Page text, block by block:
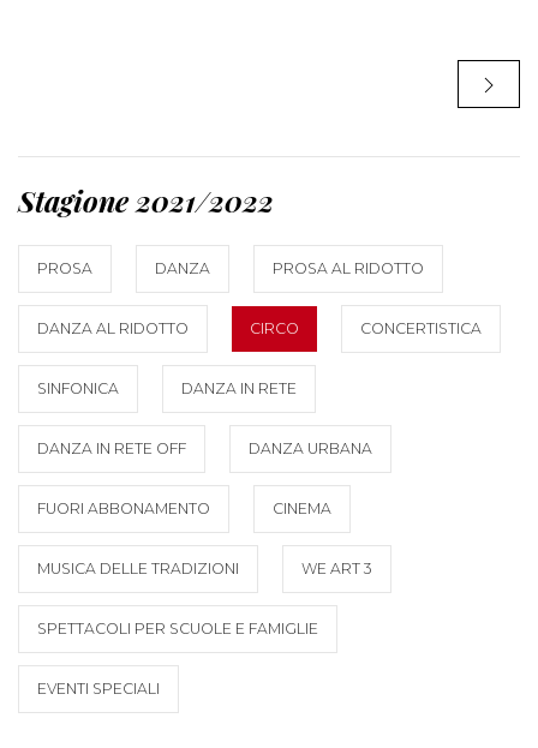
Stagione 2021/2022
PROSA DANZA PROSA AL RIDOTTO
DANZA AL RIDOTTO CIRCO CONCERTISTICA
SINFONICA DANZA IN RETE
DANZA IN RETE OFF DANZA URBANA
FUORI ABBONAMENTO CINEMA
MUSICA DELLE TRADIZIONI WE ART 3
SPETTACOLI PER SCUOLE E FAMIGLIE
EVENTI SPECIALI